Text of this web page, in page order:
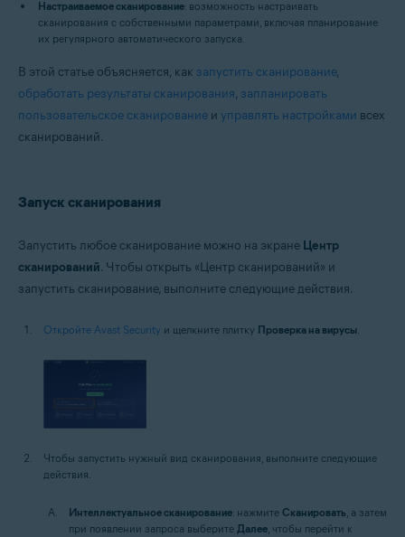
Настраиваемое сканирование: возможность настраивать
сканирования с собственными параметрами, включая планирование
их регулярного автоматического запуска.
В этой статье объясняется, как запустить сканирование,
обработать результаты сканирования, запланировать
пользовательское сканирование и управлять настройками всех
сканирований.
Запуск сканирования
Запустить любое сканирование можно на экране Центр
сканирований. Чтобы открыть «Центр сканирований» и
запустить сканирование, выполните следующие действия.
Откройте Avast Security и щелкните плитку Проверка на вирусы.
Чтобы запустить нужный вид сканирования, выполните следующие
действия.
Интеллектуальное сканирование: нажмите Сканировать, а затем
при появлении запроса выберите Далее, чтобы перейти к